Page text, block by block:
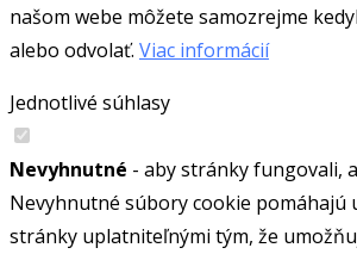
našom webe môžete samozrejme
alebo odvolať. Viac informácií
Jednotlivé súhlasy
Nevyhnutné - aby stránky fungovali,
Nevyhnutné súbory cookie pomáhajú
stránky uplatniteľnými tým, že